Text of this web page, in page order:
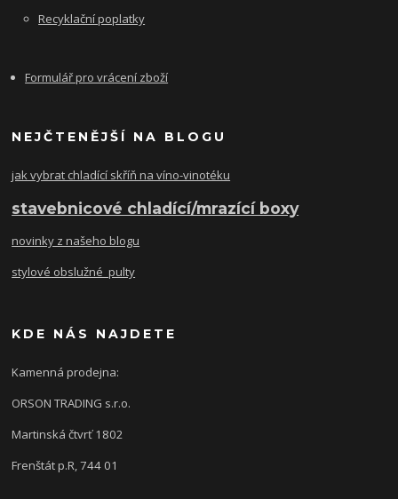
Recyklační poplatky
Formulář pro vrácení zboží
NEJČTENĚJŠÍ NA BLOGU
jak vybrat chladící skříň na víno-vinotéku
stavebnicové chladící/mrazící boxy
novinky z našeho blogu
stylové obslužné pulty
KDE NÁS NAJDETE
Kamenná prodejna:
ORSON TRADING s.r.o.
Martinská čtvrť 1802
Frenštát p.R, 744 01